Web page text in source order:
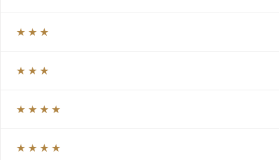
★★★
★★★
★★★★
★★★★